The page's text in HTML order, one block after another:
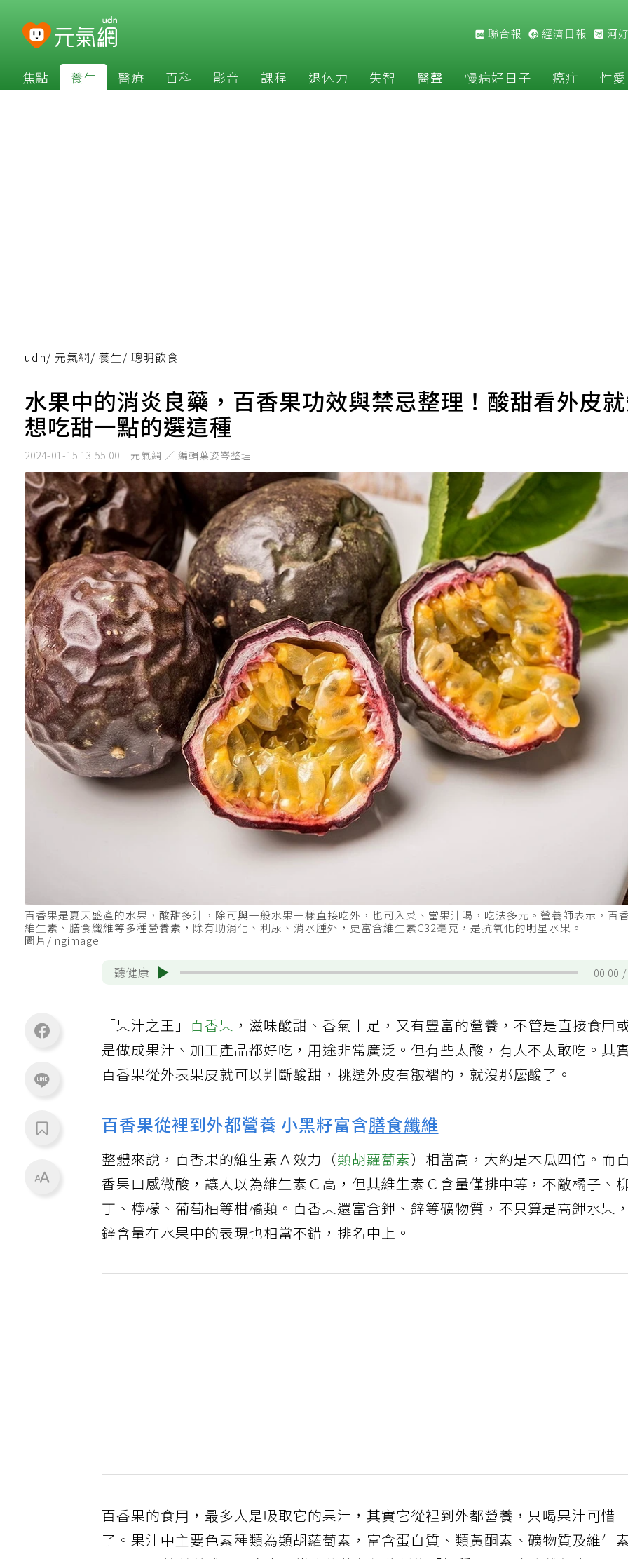
聯合報 經濟日報 河
焦點 養生 醫療 百科 影音 課程 退休力 失智 醫聲 慢病好日子 癌症 性愛
udn/ 元氣網/ 養生/ 聰明飲食
水果中的消炎良藥，百香果功效與禁忌整理！酸甜看外皮
想吃甜一點的選這種
2024-01-15 13:55:00 元氣網 ／ 編輯葉姿岑整理
百香果是夏天盛產的水果，酸甜多汁，除可與一般水果一樣直接吃外，也可入菜、當果汁喝，吃法多元。營養師表示，百
維生素、膳食纖維等多種營養素，除有助消化、利尿、消水腫外，更富含維生素C32毫克，是抗氧化的明星水果。
圖片/ingimage
聽健康 00:00
「果汁之王」百香果 ，滋味酸甜、香氣十足，又有豐富的營養，不管是直接食用
是做成果汁、加工產品都好吃，用途非常廣泛。但有些太酸，有人不太敢吃。其
百香果從外表果皮就可以判斷酸甜，挑選外皮有皺褶的，就沒那麼酸了。
百香果從裡到外都營養 小黑籽富含膳食纖維
整體來說，百香果的維生素Ａ效力（類胡蘿蔔素）相當高，大約是木瓜四倍。而
香果口感微酸，讓人以為維生素Ｃ高，但其維生素Ｃ含量僅排中等，不敵橘子、
丁、檸檬、葡萄柚等柑橘類。百香果還富含鉀、鋅等礦物質，不只算是高鉀水果
鋅含量在水果中的表現也相當不錯，排名中上。
百香果的食用，最多人是吸取它的果汁，其實它從裡到外都營養，只喝果汁可惜
了。果汁中主要色素種類為類胡蘿蔔素，富含蛋白質、類黃酮素、礦物質及維生